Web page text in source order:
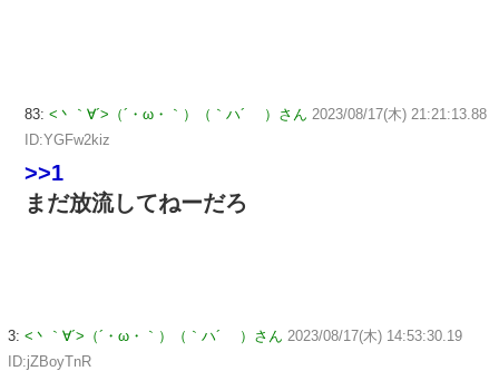
83: <丶｀∀´>（´・ω・｀）（｀ハ´ ）さん 2023/08/17(木) 21:21:13.88
ID:YGFw2kiz
>>1
まだ放流してねーだろ
3: <丶｀∀´>（´・ω・｀）（｀ハ´ ）さん 2023/08/17(木) 14:53:30.19
ID:jZBoyTnR